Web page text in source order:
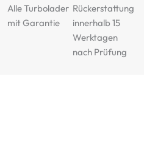
Alle Turbolader
mit Garantie
Rückerstattung
innerhalb 15
Werktagen
nach Prüfung